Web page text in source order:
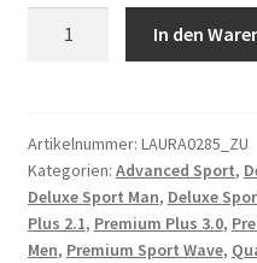
2.34,
285mm
13G
Menge
In den
Artikelnummer: LAURA0285_ZU
Kategorien: Advanced Sport,
Deluxe Sport Man, Deluxe
Plus 2.1, Premium Plus 3.0,
Men, Premium Sport Wave,